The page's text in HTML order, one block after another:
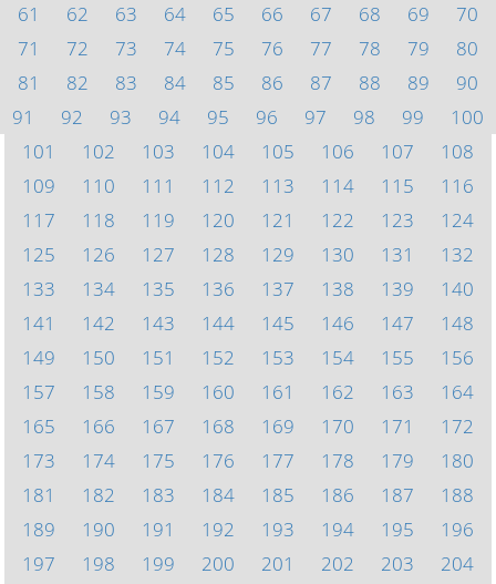
61
62 63 64 65 66 67 68 69
70
71
72 73 74 75 76 77 78 79
80
81
82 83 84 85 86 87 88 89
90
91
92 93 94 95 96 97 98 99
100
101
102 103 104 105 106 107
108
109
110 111 112 113 114 115
116
117
118 119 120 121 122 123
124
125
126 127 128 129 130 131
132
133
134 135 136 137 138 139
140
141
142 143 144 145 146 147
148
149
150 151 152 153 154 155
156
157
158 159 160 161 162 163
164
165
166 167 168 169 170 171
172
173
174 175 176 177 178 179
180
181
182 183 184 185 186 187
188
189
190 191 192 193 194 195
196
197
198 199 200 201 202 203
204